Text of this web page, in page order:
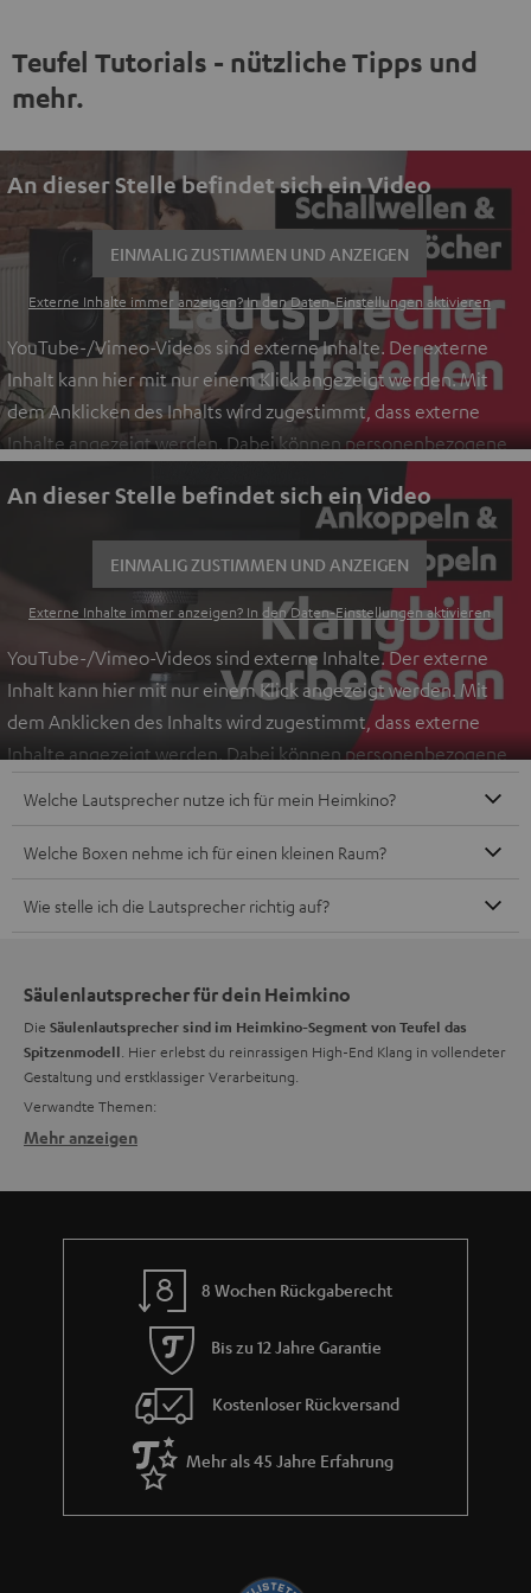
Teufel Tutorials - nützliche Tipps und
mehr.
An dieser Stelle befindet sich ein Video
EINMALIG ZUSTIMMEN UND ANZEIGEN
Externe Inhalte immer anzeigen? In den Daten‑Einstellungen aktivieren
YouTube-/Vimeo-Videos sind externe Inhalte. Der externe
Inhalt kann hier mit nur einem Klick angezeigt werden. Mit
dem Anklicken des Inhalts wird zugestimmt, dass externe
Inhalte angezeigt werden. Dabei können personenbezogene
Weitere
Informationen sind in der Datenschutzerklärung unter I zu
An dieser Stelle befindet sich ein Video
EINMALIG ZUSTIMMEN UND ANZEIGEN
Externe Inhalte immer anzeigen? In den Daten‑Einstellungen aktivieren
YouTube-/Vimeo-Videos sind externe Inhalte. Der externe
Inhalt kann hier mit nur einem Klick angezeigt werden. Mit
dem Anklicken des Inhalts wird zugestimmt, dass externe
Inhalte angezeigt werden. Dabei können personenbezogene
finden.
Welche Lautsprecher nutze ich für mein Heimkino?
Welche Boxen nehme ich für einen kleinen Raum?
Wie stelle ich die Lautsprecher richtig auf?
Säulenlautsprecher für dein Heimkino
Die Säulenlautsprecher sind im Heimkino-Segment von Teufel das
Spitzenmodell . Hier erlebst du reinrassigen High-End Klang in vollendeter
Gestaltung und erstklassiger Verarbeitung.
Verwandte Themen:
Säulenlautsprecher für ein breites Klangspektrum
abdecken. Neben den einzelnen Komponenten spielt die
Materialverarbeitung eine große Rolle bei unserenHeimkinosystemen
Eignen sich Säulenlautsprecher für Musik und Kinofilm?
Säulenlautsprecher lassen sich nicht im Wohnraum verstecken, aber das
will man vielleicht auch nicht, denn guter Sound soll auch einen Hingucker
wert sein. Für Räume vonbis zu 50 m² empfehlen wir die
Säulenlautsprecher LT-Reihe
bestückten Boxen jeweils zwei 130 mm-Tieftöner, ein 80 mm Mitteltöner
Anforderungen genügen mussten. Alle Sets bieten fantastisch klingende
Microlautsprecher von Teufel: Kleine Schallwandler –
Mehr anzeigen
8 Wochen Rückgaberecht
Bis zu 12 Jahre Garantie
Kostenloser Rückversand
Mehr als 45 Jahre Erfahrung